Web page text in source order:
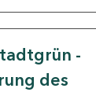
-
des